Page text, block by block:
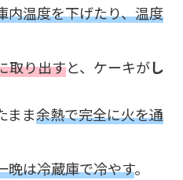
内温度を下げたり、温度
取り出すと、ケーキがし
まま余熱で完全に火を通
晩は冷蔵庫で冷やす。